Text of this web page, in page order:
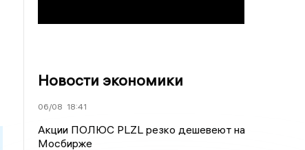
Новости экономики
06/08 18:41
Акции ПОЛЮС PLZL резко дешевеют на
Мосбирже